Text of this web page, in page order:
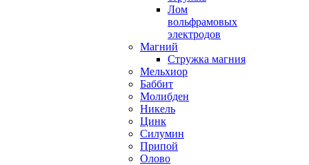
Лом
вольфрамовых
электродов
Магний
Стружка магния
Мельхиор
Баббит
Молибден
Никель
Цинк
Силумин
Припой
Олово